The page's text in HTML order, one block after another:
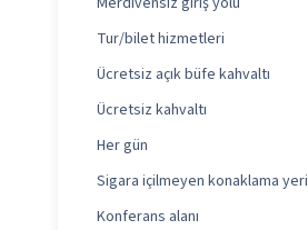
Tur/bilet hizmetleri
Ücretsiz açık büfe kahvaltı
Ücretsiz kahvaltı
Her gün
Sigara içilmeyen konaklama yeri
Konferans alanı